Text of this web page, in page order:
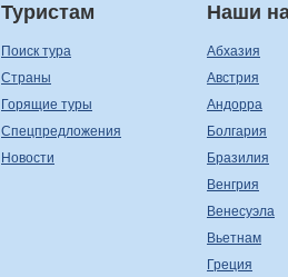
Туристам
Поиск тура
Страны
Горящие туры
Спецпредложения
Новости
Наши
Абхазия
Австрия
Андорра
Болгария
Бразилия
Венгрия
Венесуэла
Вьетнам
Греция